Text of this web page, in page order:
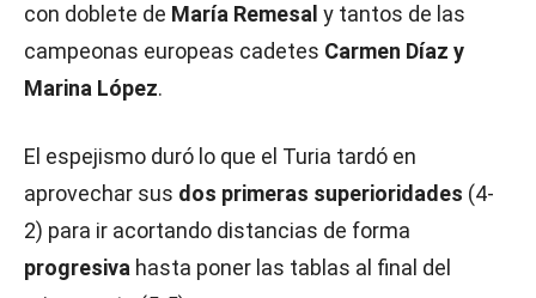
con doblete de María Remesal y tantos de las
campeonas europeas cadetes Carmen Díaz y
Marina López.
El espejismo duró lo que el Turia tardó en
aprovechar sus dos primeras superioridades (4-
2) para ir acortando distancias de forma
progresiva hasta poner las tablas al final del